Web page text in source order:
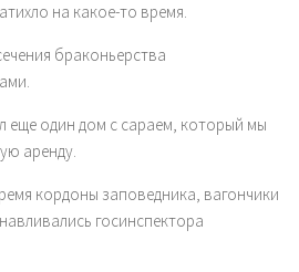
на какое-то время.
браконьерства
еще один дом с сараем, который мы
аренду.
кордоны заповедника, вагончики
госинспектора